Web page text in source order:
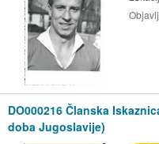
DO000216 Članska
doba Jugoslavije)